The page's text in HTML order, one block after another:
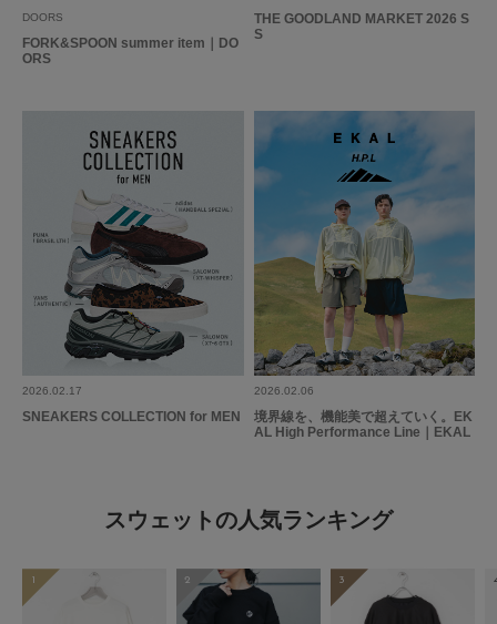
DOORS
FORK&SPOON summer item｜DO
ORS
THE GOODLAND MARKET 2026 S
S
2026.02.17
SNEAKERS COLLECTION for MEN
2026.02.06
境界線を、機能美で超えていく。EK
AL High Performance Line｜EKAL
スウェットの人気ランキング
1 2 3